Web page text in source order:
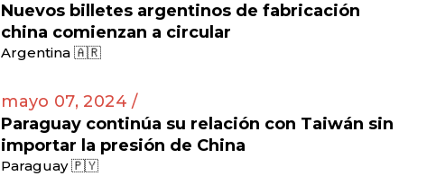
Nuevos billetes argentinos de fabricación
china comienzan a circular
Argentina 🇦🇷
mayo 07, 2024 /
Paraguay continúa su relación con Taiwán sin
importar la presión de China
Paraguay 🇵🇾